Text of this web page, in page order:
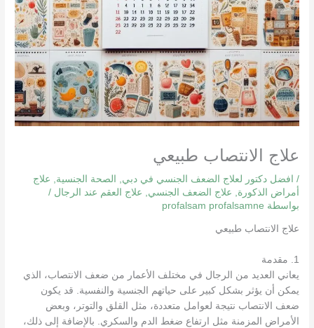
علاج الانتصاب طبيعي
/ افضل دكتور لعلاج الضعف الجنسي في دبي الصحة الجنسية
علاج
أمراض الذكورة
علاج الضعف الجنسي علاج العقم عند الرجال /
بواسطة profalsam profalsamne
علاج الانتصاب طبيعي
1. مقدمة
يعاني العديد من الرجال في مختلف الأعمار من ضعف الانتصاب، الذي
يمكن أن يؤثر بشكل كبير على حياتهم الجنسية والنفسية. قد يكون
ضعف الانتصاب نتيجة لعوامل متعددة، مثل القلق والتوتر، وبعض
الأمراض المزمنة مثل ارتفاع ضغط الدم والسكري. بالإضافة إلى ذلك،